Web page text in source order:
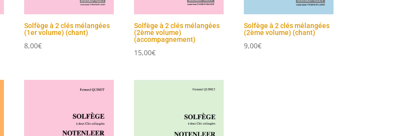
Solfège à 2 clés mélangées
(1er volume) (chant)
8,00€
Solfège à 2 clés mélangées
(2ème volume)
(accompagnement)
15,00€
Solfège à 2 clés mélangées
(2ème volume) (chant)
9,00€